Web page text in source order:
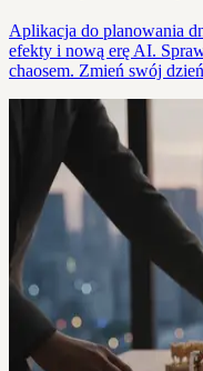
Aplikacja do planowania
efekty i nową erę AI.
chaosem. Zmień swój